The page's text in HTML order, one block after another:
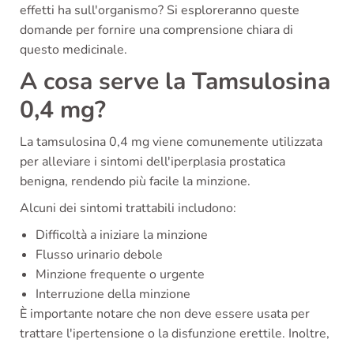
effetti ha sull'organismo? Si esploreranno queste
domande per fornire una comprensione chiara di
questo medicinale.
A cosa serve la Tamsulosina
0,4 mg?
La tamsulosina 0,4 mg viene comunemente utilizzata
per alleviare i sintomi dell'iperplasia prostatica
benigna, rendendo più facile la minzione.
Alcuni dei sintomi trattabili includono:
Difficoltà a iniziare la minzione
Flusso urinario debole
Minzione frequente o urgente
Interruzione della minzione
È importante notare che non deve essere usata per
trattare l'ipertensione o la disfunzione erettile. Inoltre,